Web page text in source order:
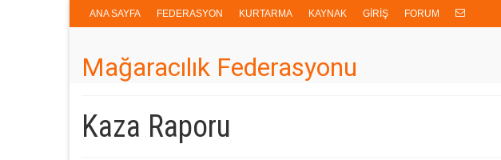
ANA SAYFA FEDERASYON KURTARMA KAYNAK GİRİŞ FORUM
Mağaracılık Federasyonu
Kaza Raporu